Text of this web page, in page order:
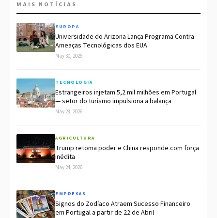
MAIS NOTÍCIAS
EUROPA
Universidade do Arizona Lança Programa Contra
Ameaças Tecnológicas dos EUA
May 30, 2026
TECNOLOGIA
Estrangeiros injetam 5,2 mil milhões em Portugal
— setor do turismo impulsiona a balança
May 28, 2026
AGRICULTURA
Trump retoma poder e China responde com força
inédita
May 24, 2026
EMPRESAS
Signos do Zodíaco Atraem Sucesso Financeiro
em Portugal a partir de 22 de Abril